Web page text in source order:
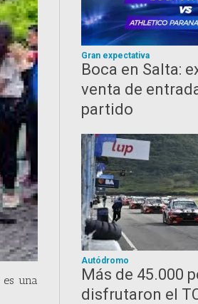
una
Gran expectativa
Boca en Salta:
venta de
partido
Autódromo
Más de 45.000
disfrutaron el